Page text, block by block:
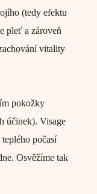
(tedy efektu
pleť a zároveň
vitality
pokožky
účinek). Visage
počasí
Osvěžíme tak